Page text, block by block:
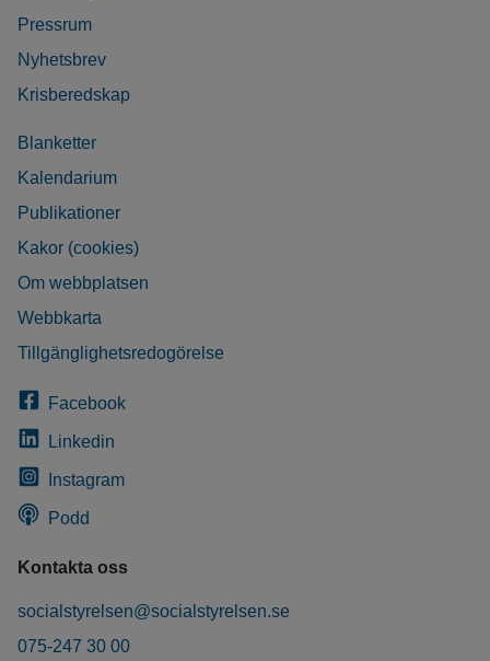
Pressrum
Nyhetsbrev
Krisberedskap
Blanketter
Kalendarium
Publikationer
Kakor (cookies)
Om webbplatsen
Webbkarta
Tillgänglighetsredogörelse
Facebook
Linkedin
Instagram
Podd
Kontakta oss
socialstyrelsen@socialstyrelsen.se
075-247 30 00